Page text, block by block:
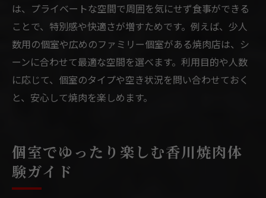
は、プライベートな空間で周囲を気にせず食事ができる
ことで、特別感や快適さが増すためです。例えば、少人
数用の個室や広めのファミリー個室がある焼肉店は、シ
ーンに合わせて最適な空間を選べます。利用目的や人数
に応じて、個室のタイプや空き状況を問い合わせておく
と、安心して焼肉を楽しめます。
個室でゆったり楽しむ香川焼肉体
験ガイド